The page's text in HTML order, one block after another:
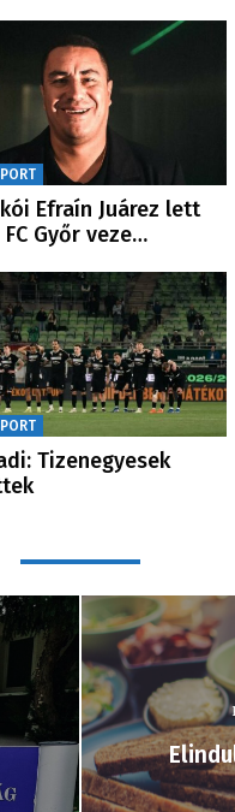
Efraín Juárez lett
FC Győr veze…
Tizenegyesek